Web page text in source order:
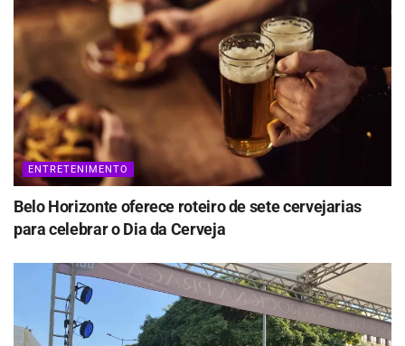
ENTRETENIMENTO
Belo Horizonte oferece roteiro de sete cervejarias
para celebrar o Dia da Cerveja